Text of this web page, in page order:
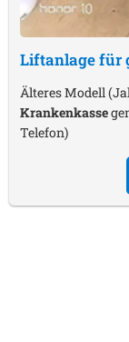
Liftanlage für
Älteres Modell
Krankenkasse
Telefon)